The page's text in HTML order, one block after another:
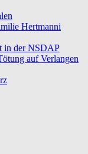
Hertmanni
in der NSDAP
auf Verlangen